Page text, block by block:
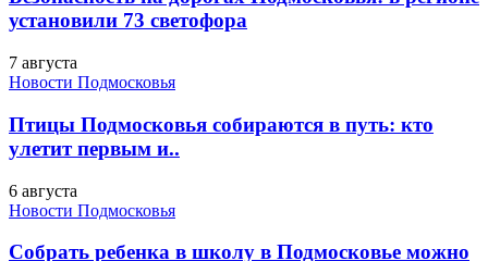
установили 73 светофора
7 августа
Новости Подмосковья
Птицы Подмосковья собираются в путь: кто
улетит первым и..
6 августа
Новости Подмосковья
Собрать ребенка в школу в Подмосковье можно